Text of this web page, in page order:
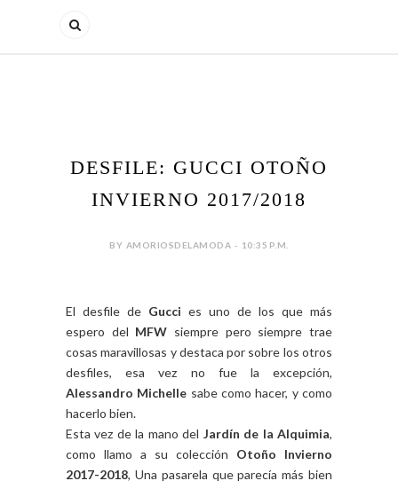
DESFILE: GUCCI OTOÑO
INVIERNO 2017/2018
BY AMORIOSDELAMODA - 10:35 P.M.
El desfile de Gucci es uno de los que más
espero del MFW siempre pero siempre trae
cosas maravillosas y destaca por sobre los otros
desfiles, esa vez no fue la excepción,
Alessandro Michelle sabe como hacer, y como
hacerlo bien.
Esta vez de la mano del Jardín de la Alquimia,
como llamo a su colección Otoño Invierno
2017-2018, Una pasarela que parecía más bien